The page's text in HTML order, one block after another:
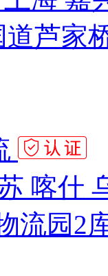
芦家
喀什
流园2